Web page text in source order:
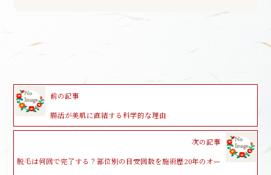
前の記事
腸活が美肌に直結する科学的な理由
次の記事
脱毛は何回で完了する？部位別の目安回数を施術歴20年のオー